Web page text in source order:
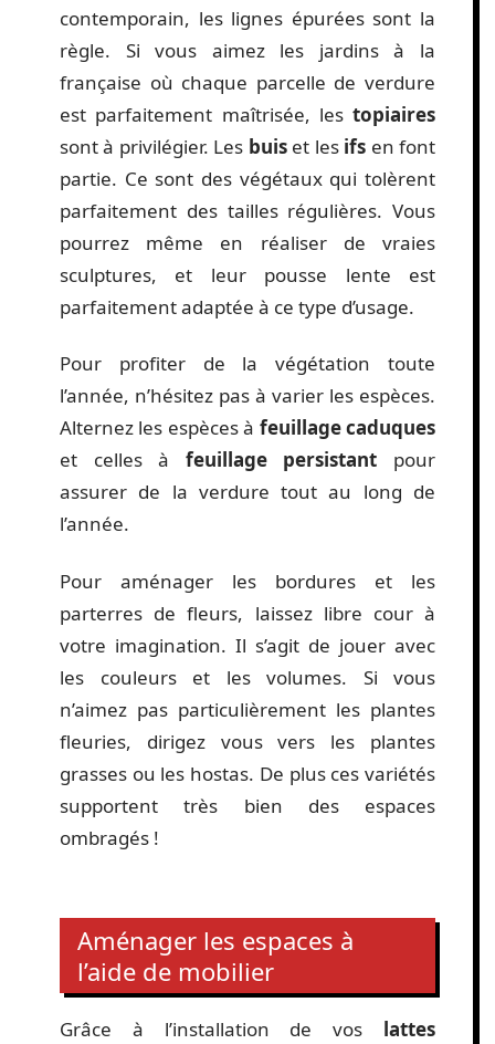
contemporain, les lignes épurées sont la
règle. Si vous aimez les jardins à la
française où chaque parcelle de verdure
est parfaitement maîtrisée, les topiaires
sont à privilégier. Les buiset les ifs en font
partie. Ce sont des végétaux qui tolèrent
parfaitement des tailles régulières. Vous
pourrez même en réaliser de vraies
sculptures, et leur pousse lente est
parfaitement adaptée à ce type d’usage.
Pour profiter de la végétation toute
l’année, n’hésitez pas à varier les espèces.
Alternez les espèces à feuillage caduques
et celles à feuillage persistant pour
assurer de la verdure tout au long de
l’année.
Pour aménager les bordures et les
parterres de fleurs, laissez libre cour à
votre imagination. Il s’agit de jouer avec
les couleurs et les volumes. Si vous
n’aimez pas particulièrement les plantes
fleuries, dirigez vous vers les plantes
grasses ou les hostas. De plus ces variétés
supportent très bien des espaces
ombragés !
Aménager les espaces à
l’aide de mobilier
Grâce à l’installation de vos lattes